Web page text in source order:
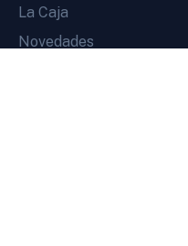
La Caja
Novedades